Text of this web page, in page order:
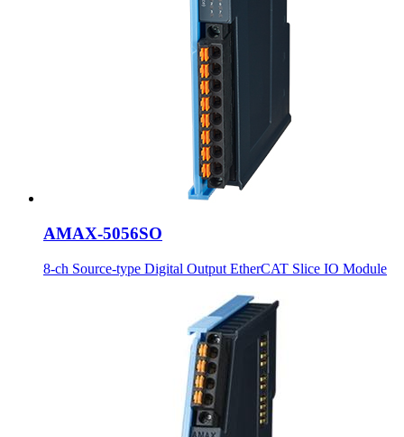
AMAX-5056SO
8-ch Source-type Digital Output EtherCAT Slice IO Module